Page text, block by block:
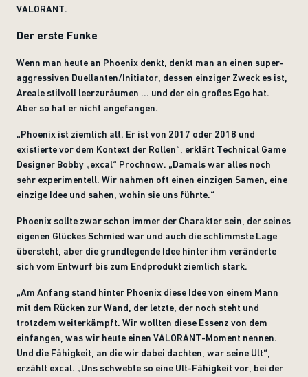
VALORANT.
Der erste Funke
Wenn man heute an Phoenix denkt, denkt man an einen super-
aggressiven Duellanten/Initiator, dessen einziger Zweck es ist,
Areale stilvoll leerzuräumen ... und der ein großes Ego hat.
Aber so hat er nicht angefangen.
„Phoenix ist ziemlich alt. Er ist von 2017 oder 2018 und
existierte vor dem Kontext der Rollen“, erklärt Technical Game
Designer Bobby „excal“ Prochnow. „Damals war alles noch
sehr experimentell. Wir nahmen oft einen einzigen Samen, eine
einzige Idee und sahen, wohin sie uns führte.“
Phoenix sollte zwar schon immer der Charakter sein, der seines
eigenen Glückes Schmied war und auch die schlimmste Lage
übersteht, aber die grundlegende Idee hinter ihm veränderte
sich vom Entwurf bis zum Endprodukt ziemlich stark.
„Am Anfang stand hinter Phoenix diese Idee von einem Mann
mit dem Rücken zur Wand, der letzte, der noch steht und
trotzdem weiterkämpft. Wir wollten diese Essenz von dem
einfangen, was wir heute einen VALORANT-Moment nennen.
Und die Fähigkeit, an die wir dabei dachten, war seine Ult“,
erzählt excal. „Uns schwebte so eine Ult-Fähigkeit vor, bei der